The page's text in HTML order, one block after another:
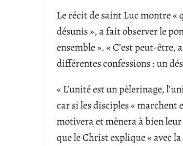
Le récit de saint Luc montre «
désunis », a fait observer le
ensemble ». « C’est peut-
différentes confessions : un
« L’unité est un pèlerinage,
car si les disciples « marchent
motivera et mènera à bien
que le Christ explique « avec